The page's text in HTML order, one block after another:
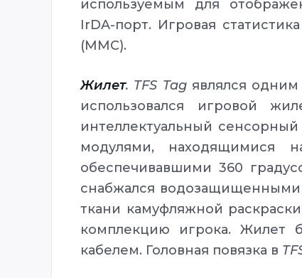
используемым для
IrDA-порт. Игровая
(MMC).
Жилет. TFS Tagявлялся одним
использовался игровой
интеллектуальный
модулями,
обеспечивавшими 360
снабжался
ткани камуфляжной
комплекцию игрока. Жилет
кабелем. Головная повязка в